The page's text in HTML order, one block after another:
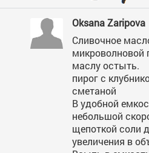
Oksana Zaripova
Сливочное
микроволновой
маслу остыть.
пирог с
сметаной
В удобной
небольшой
щепоткой соли
увеличения в